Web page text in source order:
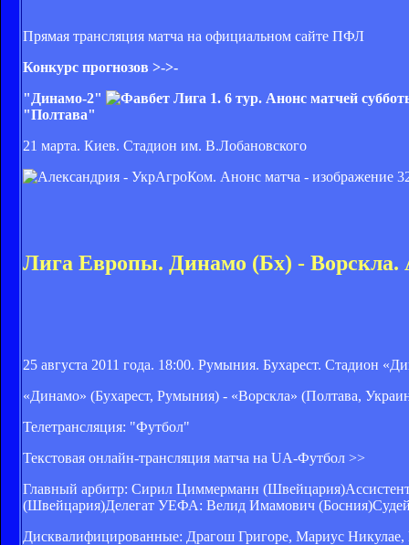
Прямая трансляция матча на официальном сайте ПФЛ
Конкурс прогнозов >->-
"Динамо-2"
"Полтава"
21 марта. Киев. Стадион им. В.Лобановского
Лига Европы. Динамо (Бх) - Ворскла.
25 августа 2011 года. 18:00. Румыния. Бухарест. Стадион
«Динамо» (Бухарест, Румыния) - «Ворскла» (Полтава,
Телетрансляция: "Футбол"
Текстовая онлайн-трансляция матча на UA-Футбол >>
Главный арбитр: Сирил Циммерманн
(Швейцария)Делегат УЕФА: Велид Имамович
Дисквалифицированные: Драгош Григоре, Мариус